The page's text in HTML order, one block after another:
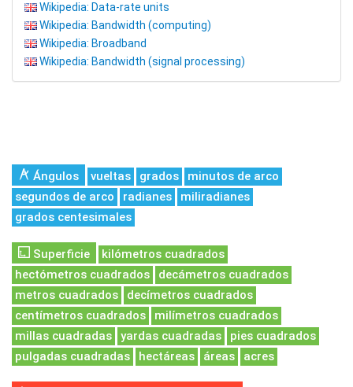
Wikipedia: Data-rate units
Wikipedia: Bandwidth (computing)
Wikipedia: Broadband
Wikipedia: Bandwidth (signal processing)
Ángulos vueltas grados
minutos de arco
segundos de arco
radianes
miliradianes
grados centesimales
Superficie
kilómetros cuadrados
hectómetros cuadrados
decámetros cuadrados
metros cuadrados
decímetros cuadrados
centímetros cuadrados
milímetros cuadrados
millas cuadradas
yardas cuadradas
pies cuadrados
pulgadas cuadradas
hectáreas áreas acres